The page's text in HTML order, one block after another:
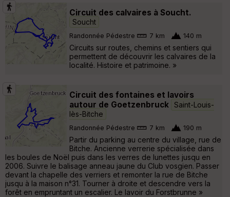
Circuit des calvaires à Soucht.
Soucht
Randonnée Pédestre 7 km 140 m
Circuits sur routes, chemins et sentiers qui
permettent de découvrir les calvaires de la
localité. Histoire et patrimoine. »
Circuit des fontaines et lavoirs
autour de Goetzenbruck Saint-Louis-
lès-Bitche
Randonnée Pédestre 7 km 190 m
Partir du parking au centre du village, rue de
Bitche. Ancienne verrerie spécialisée dans
les boules de Noël puis dans les verres de lunettes jusqu en
2006. Suivre le balisage anneau jaune du Club vosgien. Passer
devant la chapelle des verriers et remonter la rue de Bitche
jusqu à la maison n°31. Tourner à droite et descendre vers la
forêt en empruntant un escalier. Le lavoir du Forstbrunne »